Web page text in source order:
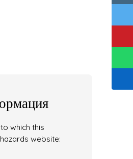
which this
website: